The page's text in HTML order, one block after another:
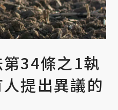
34條之1執
提出異議的